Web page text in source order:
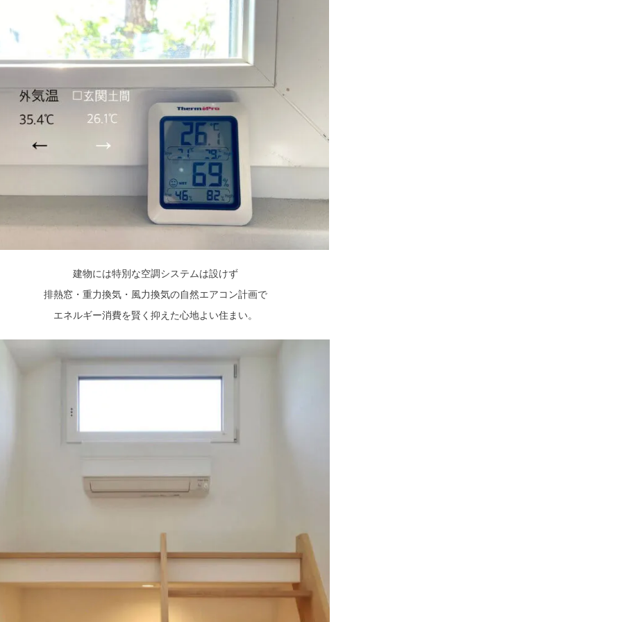
建物には特別な空調システムは設けず
排熱窓・重力換気・風力換気の自然エアコン計画で
エネルギー消費を賢く抑えた心地よい住まい。